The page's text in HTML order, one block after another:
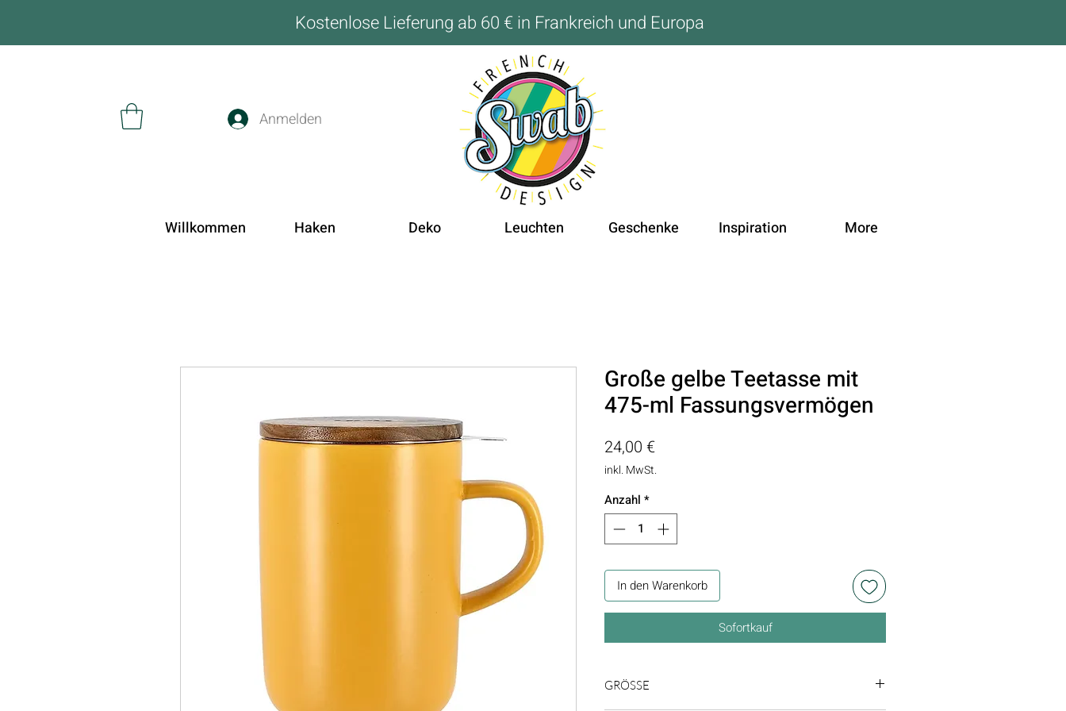
Kostenlose Lieferung ab 60 € in Frankreich und Europa
Anmelden
Willkommen Haken Deko Leuchten Geschenke Inspiration More
Große gelbe Teetasse mit
475-ml Fassungsvermögen
24,00 €Preis
inkl. MwSt.
Anzahl *
In den Warenkorb
Sofortkauf
GRÖSSE